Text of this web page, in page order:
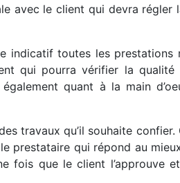
avec le client qui devra régler
toutes les prestations
qui pourra vérifier la
quant à la main
travaux qu’il souhaite
prestataire qui répond au
fois que le client l’approuve